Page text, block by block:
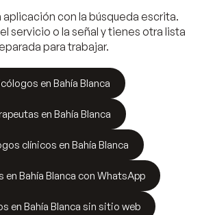
aplicación con la búsqueda escrita.
servicio o la señal y tienes otra lista
para trabajar.
en Bahía Blanca
en Bahía Blanca
clínicos en Bahía Blanca
en Bahía Blanca con WhatsApp
en Bahía Blanca sin sitio web